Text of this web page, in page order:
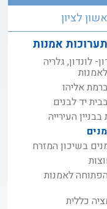
לציון
אמנות
לונדון, גלריה
אליהו
יד לבנים
העירייה
בשיכון המזרח
לאמנות
כללית